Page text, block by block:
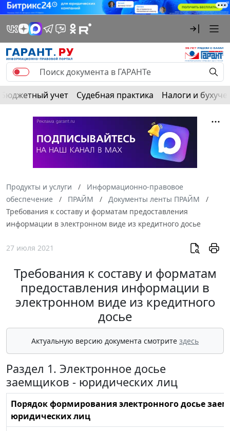
Бюджетный учет Судебная практика Налоги и
Продукты и услуги
Информационно-правовое
обеспечение
ПРАЙМ
Документы ленты ПРАЙМ
Требования к составу и форматам предоставления
информации в электронном виде из кредитного досье
27 июля 2021
Требования к составу и форматам
предоставления информации в
электронном виде из кредитного
досье
Актуальную версию документа смотрите здесь
Раздел 1. Электронное досье
заемщиков - юридических лиц
Порядок формирования электронного досье
юридических лиц